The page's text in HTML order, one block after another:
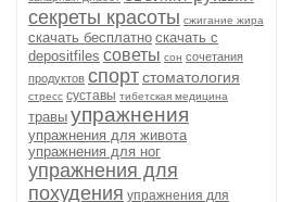
секреты красоты сжигание жира
скачать бесплатно скачать с
depositfiles советы сон сочетания
продуктов спортстоматология
стресс суставы тибетская медицина
травы упражнения
упражнения для живота
упражнения для ног
упражнения для
похудения упражнения для